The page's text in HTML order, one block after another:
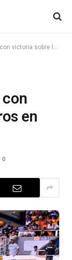
Metros en inicio de la final LNB
en
0